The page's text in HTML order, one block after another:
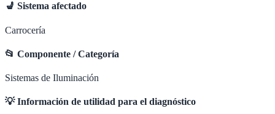
💺 Sistema afectado
Carrocería
📂 Componente / Categoría
Sistemas de Iluminación
💡Información de utilidad para el diagnóstico